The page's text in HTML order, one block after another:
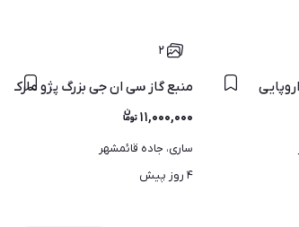
۲
منبع گاز سی ان جی بزرگ پژو مارک
۱۱,۰۰۰,۰۰۰
ساری، جاده قائمشهر
۴ روز پیش